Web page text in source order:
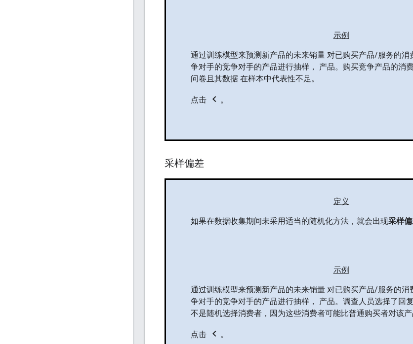
示例
通过训练模型来预测新产品的未来销量 对已购买产品/服务的
争对手的竞争对手的产品进行抽样， 产品。购买竞争产品的消
问卷且其数据 在样本中代表性不足。
点击 chevron_left 。
采样偏差
定义
如果在数据收集期间未采用适当的随机化方法，就会出现采样
示例
通过训练模型来预测新产品的未来销量 对已购买产品/服务的
争对手的竞争对手的产品进行抽样， 产品。调查人员选择了回
不是随机选择消费者，因为这些消费者可能比普通购买者对该产
点击 chevron_left 。